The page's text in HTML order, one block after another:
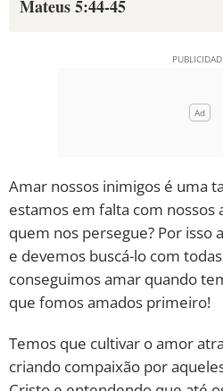
Mateus 5:44-45
Amar nossos inimigos é uma
estamos em falta com nossos
quem nos persegue? Por isso
e devemos buscá-lo com
conseguimos amar quando
que fomos amados primeiro!
Temos que cultivar o amor
criando compaixão por